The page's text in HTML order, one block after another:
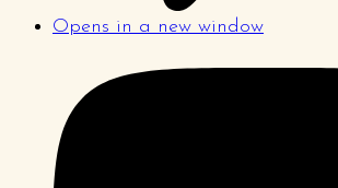
Opens in a new window